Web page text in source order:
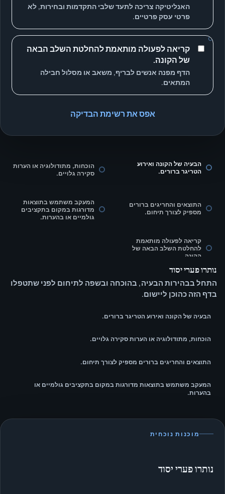
האנליטיקה צריכה לתעד שלבי התקדמות ובחירות, לא
פרטי עסק פרטיים.
קריאה לפעולה מותאמת להחלטת השלב הבאה
של הקונה.
הדף מפנה אנשים לבריף, משאב או מסלול חבילה
המתאים.
אפס את רשימת הבדיקה
הבעיה של הקונה ואירוע
הטריגר ברורים.
הוכחות, מתודולוגיה או הערות
סקירה גלויים.
התוצאים והחריגים ברורים
מספיק לצורך תיחום.
המעקב משתמש בתוצאות
מדורגות במקום בתקציבים
גולמיים או בהערות.
קריאה לפעולה מותאמת
להחלטת השלב הבאה של
הקונה.
נותרו פערי יסוד
התחל בבהירות הבעיה, בהוכחה ובשפה לתיחום לפני שתטפלו
בדף הזה כהוכן ליישום.
הבעיה של הקונה ואירוע הטריגר ברורים.
הוכחות, מתודולוגיה או הערות סקירה גלויים.
התוצאים והחריגים ברורים מספיק לצורך תיחום.
המעקב משתמש בתוצאות מדורגות במקום בתקציבים גולמיים או
בהערות.
מוכנות נוכחית
נותרו פערי יסוד